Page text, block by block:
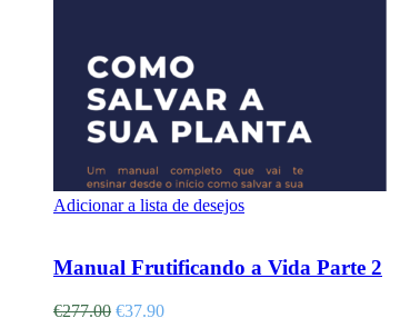
Adicionar a lista de desejos
Manual Frutificando a Vida Parte 2
€277.00 €37.90